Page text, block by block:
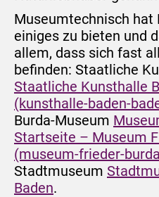
Museumtechnisch hat
einiges zu bieten und
allem, dass sich fast
befinden: Staatliche
Staatliche Kunsthalle
(kunsthalle-baden-
Burda-Museum
Startseite – Museum
(museum-frieder-
Stadtmuseum
Baden.